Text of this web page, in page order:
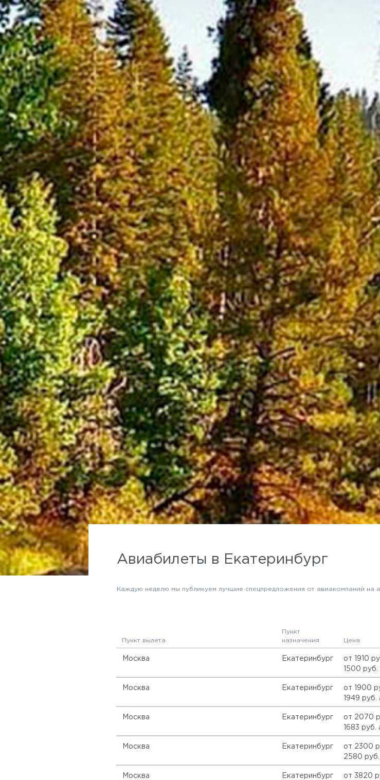
Авиабилеты в Екатеринбург
Каждую неделю мы публикуем лучшие спецпредложения от авиакомпаний на
Пункт вылета
Пункт
назначения
Цена
Москва Екатеринбург
от 1910
1500
Москва Екатеринбург
от 1900
1949 руб.
Москва Екатеринбург
от 2070
1683
Москва Екатеринбург
от 2300
2580
Москва Екатеринбург
от 3820